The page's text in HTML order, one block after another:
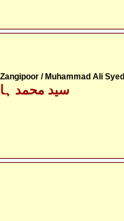
/ Muhammad Ali Syed
سید محمد